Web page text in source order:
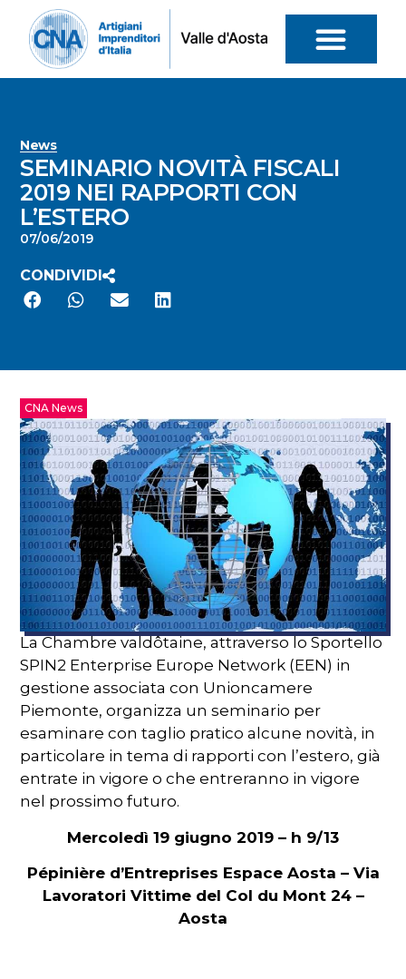
News
SEMINARIO NOVITÀ FISCALI
2019 NEI RAPPORTI CON
L’ESTERO
07/06/2019
CONDIVIDI
CNA News
La Chambre valdôtaine, attraverso lo Sportello
SPIN2 Enterprise Europe Network (EEN) in
gestione associata con Unioncamere
Piemonte, organizza un seminario per
esaminare con taglio pratico alcune novità, in
particolare in tema di rapporti con l’estero, già
entrate in vigore o che entreranno in vigore
nel prossimo futuro.
Mercoledì 19 giugno 2019 – h 9/13
Pépinière d’Entreprises Espace Aosta – Via
Lavoratori Vittime del Col du Mont 24 –
Aosta